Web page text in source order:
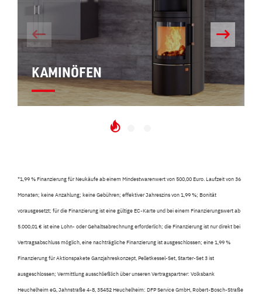
KAMINÖFEN
*1,99 % Finanzierung für Neukäufe ab einem Mindestwarenwert von 500,00 Euro. Laufzeit von 36
Monaten; keine Anzahlung; keine Gebühren; effektiver Jahreszins von 1,99 %; Bonität
vorausgesetzt; für die Finanzierung ist eine gültige EC-Karte und bei einem Finanzierungswert ab
5.000,01 € ist eine Lohn- oder Gehaltsabrechnung erforderlich; die Finanzierung ist nur direkt bei
Vertragsabschluss möglich, eine nachträgliche Finanzierung ist ausgeschlossen; eine 1,99 %
Finanzierung für Aktionspakete Ganzjahreskonzept, Pelletkessel-Set, Starter-Set 3 ist
ausgeschlossen; Vermittlung ausschließlich über unseren Vertragspartner: Volksbank
Heuchelheim eG, Jahnstraße 4-8, 35452 Heuchelheim: DFP Service GmbH, Robert-Bosch-Straße